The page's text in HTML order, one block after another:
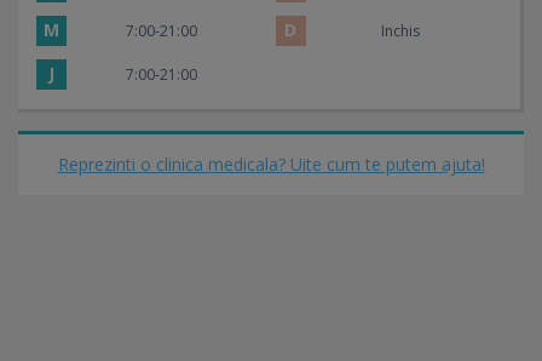
M 7:00-21:00 D Inchis
J 7:00-21:00
Reprezinti o clinica medicala? Uite cum te putem ajuta!